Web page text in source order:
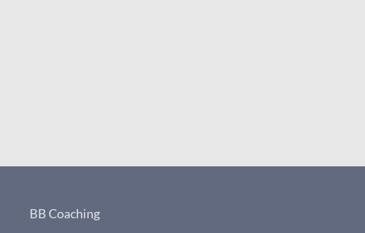
BB Coaching